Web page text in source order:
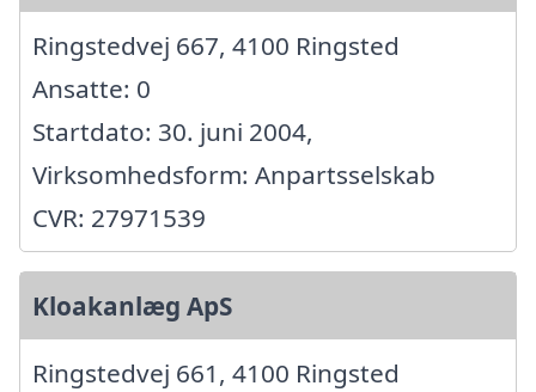
Ringstedvej 667, 4100 Ringsted
Ansatte: 0
Startdato: 30. juni 2004,
Virksomhedsform: Anpartsselskab
CVR: 27971539
Kloakanlæg ApS
Ringstedvej 661, 4100 Ringsted